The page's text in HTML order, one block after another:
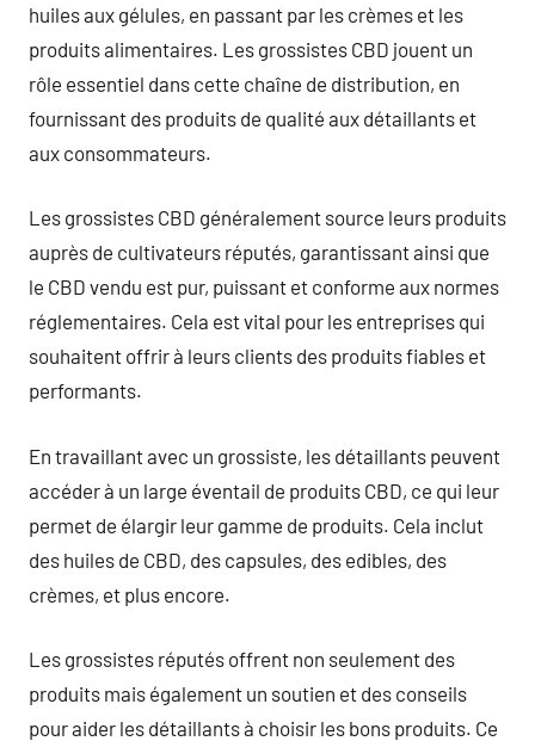
huiles aux gélules, en passant par les crèmes et les
produits alimentaires. Les grossistes CBD jouent un
rôle essentiel dans cette chaîne de distribution, en
fournissant des produits de qualité aux détaillants et
aux consommateurs.
Les grossistes CBD généralement source leurs produits
auprès de cultivateurs réputés, garantissant ainsi que
le CBD vendu est pur, puissant et conforme aux normes
réglementaires. Cela est vital pour les entreprises qui
souhaitent offrir à leurs clients des produits fiables et
performants.
En travaillant avec un grossiste, les détaillants peuvent
accéder à un large éventail de produits CBD, ce qui leur
permet de élargir leur gamme de produits. Cela inclut
des huiles de CBD, des capsules, des edibles, des
crèmes, et plus encore.
Les grossistes réputés offrent non seulement des
produits mais également un soutien et des conseils
pour aider les détaillants à choisir les bons produits. Ce